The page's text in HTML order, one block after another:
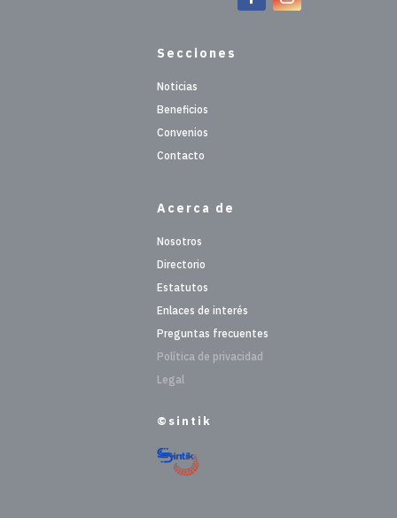
Secciones
Noticias
Beneficios
Convenios
Contacto
Acerca de
Nosotros
Directorio
Estatutos
Enlaces de interés
Preguntas frecuentes
Política de privacidad
Legal
©sintik